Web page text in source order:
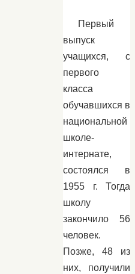
Первый
выпуск
учащихся, с
первого
класса
обучавшихся в
национальной
школе-
интернате,
состоялся в
1955 г. Тогда
школу
закончило 56
человек.
Позже, 48 из
них, получили